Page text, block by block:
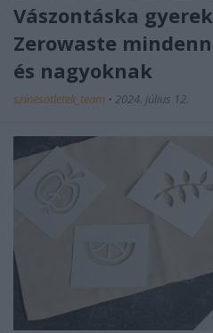
Vászontáska
Zerowaste
és nagyoknak
színesötletek_team • 2024. július 12.